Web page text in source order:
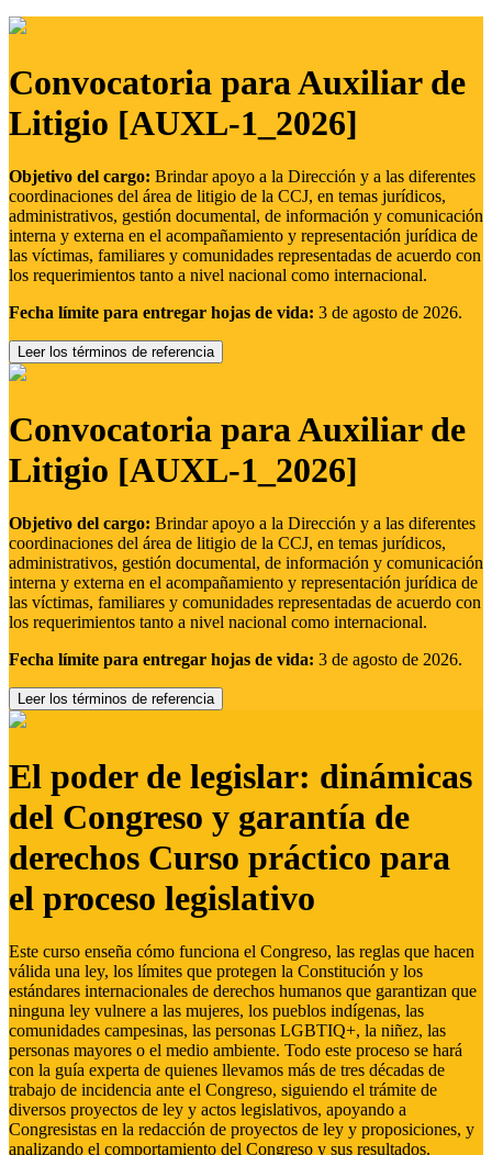
Convocatoria para Auxiliar de
Litigio [AUXL-1_2026]
Objetivo del cargo: Brindar apoyo a la Dirección y a las diferentes
coordinaciones del área de litigio de la CCJ, en temas jurídicos,
administrativos, gestión documental, de información y comunicación
interna y externa en el acompañamiento y representación jurídica de
las víctimas, familiares y comunidades representadas de acuerdo con
los requerimientos tanto a nivel nacional como internacional.
Fecha límite para entregar hojas de vida: 3 de agosto de 2026.
Leer los términos de referencia
Convocatoria para Auxiliar de
Litigio [AUXL-1_2026]
Objetivo del cargo: Brindar apoyo a la Dirección y a las diferentes
coordinaciones del área de litigio de la CCJ, en temas jurídicos,
administrativos, gestión documental, de información y comunicación
interna y externa en el acompañamiento y representación jurídica de
las víctimas, familiares y comunidades representadas de acuerdo con
los requerimientos tanto a nivel nacional como internacional.
Fecha límite para entregar hojas de vida: 3 de agosto de 2026.
Leer los términos de referencia
El poder de legislar: dinámicas
del Congreso y garantía de
derechos Curso práctico para
el proceso legislativo
Este curso enseña cómo funciona el Congreso, las reglas que hacen
válida una ley, los límites que protegen la Constitución y los
estándares internacionales de derechos humanos que garantizan que
ninguna ley vulnere a las mujeres, los pueblos indígenas, las
comunidades campesinas, las personas LGBTIQ+, la niñez, las
personas mayores o el medio ambiente. Todo este proceso se hará
con la guía experta de quienes llevamos más de tres décadas de
trabajo de incidencia ante el Congreso, siguiendo el trámite de
diversos proyectos de ley y actos legislativos, apoyando a
Congresistas en la redacción de proyectos de ley y proposiciones, y
analizando el comportamiento del Congreso y sus resultados.